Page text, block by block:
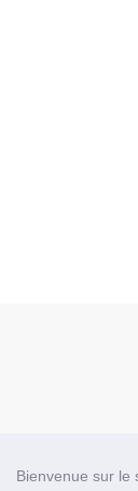
Bienvenue sur le